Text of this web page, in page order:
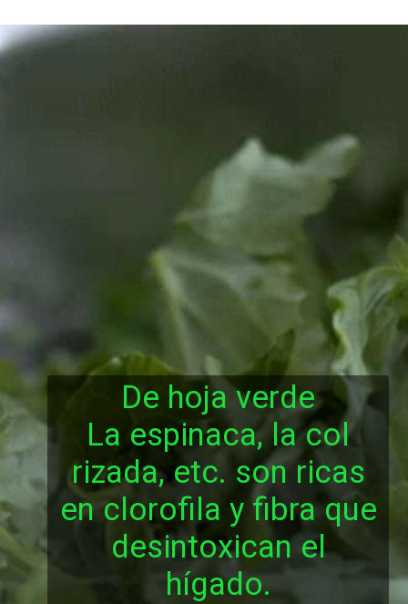
De hoja verde
La espinaca, la col
rizada, etc. son ricas
en clorofila y fibra que
desintoxican el
hígado.